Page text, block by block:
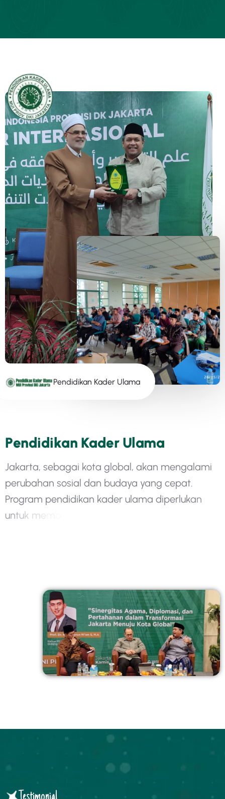
PENDIDIKAN KADER ULAMA
Pendidikan Kader Ulama
Jakarta, sebagai kota global, akan mengalami
perubahan sosial dan budaya yang cepat.
Program pendidikan kader ulama diperlukan
untuk me